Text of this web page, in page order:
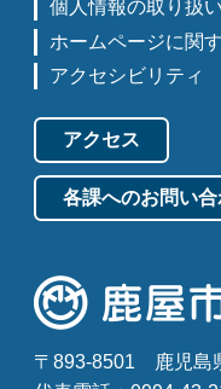
個人情報の取り扱い
ホームページに関
アクセシビリティ
アクセス
各課へのお問い
〒893-8501
鹿児島